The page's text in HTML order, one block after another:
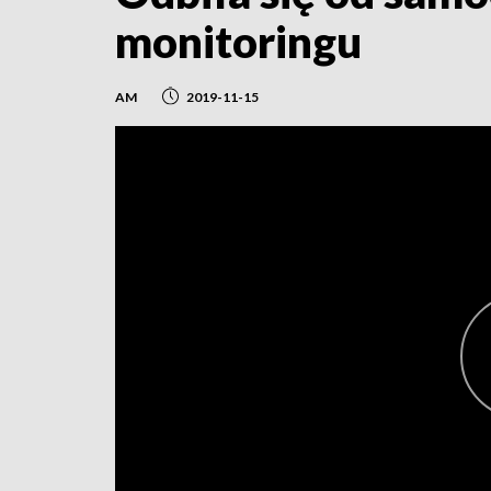
monitoringu
AM 2019-11-15